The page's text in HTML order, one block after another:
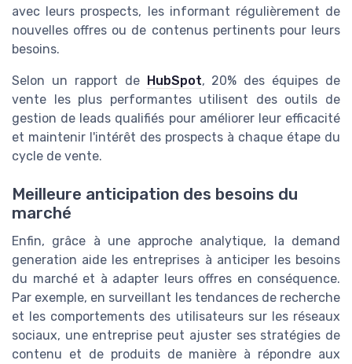
avec leurs prospects, les informant régulièrement de
nouvelles offres ou de contenus pertinents pour leurs
besoins.
Selon un rapport de HubSpot, 20% des équipes de
vente les plus performantes utilisent des outils de
gestion de leads qualifiés pour améliorer leur efficacité
et maintenir l'intérêt des prospects à chaque étape du
cycle de vente.
Meilleure anticipation des besoins du
marché
Enfin, grâce à une approche analytique, la demand
generation aide les entreprises à anticiper les besoins
du marché et à adapter leurs offres en conséquence.
Par exemple, en surveillant les tendances de recherche
et les comportements des utilisateurs sur les réseaux
sociaux, une entreprise peut ajuster ses stratégies de
contenu et de produits de manière à répondre aux